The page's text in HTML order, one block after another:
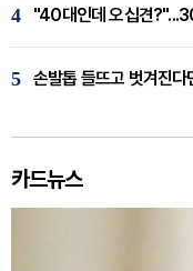
4 "40대인데 오십견
5 손발톱 들뜨고 벗겨진
카드뉴스